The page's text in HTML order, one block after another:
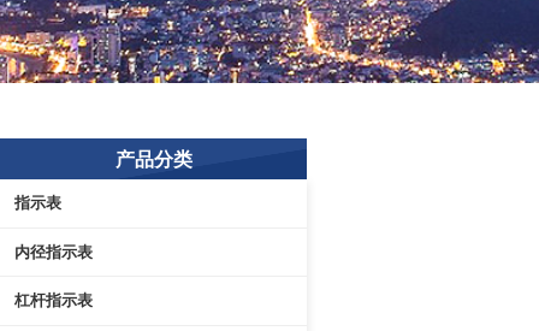
产品分类
指示表
内径指示表
杠杆指示表